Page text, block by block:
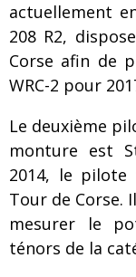
actuellement
208 R2,
Corse afin de
WRC-2 pour
Le deuxième
monture est
2014, le pilote
Tour de Corse.
mesurer le
ténors de la